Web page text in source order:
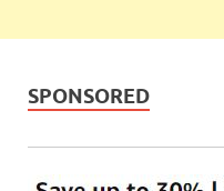
SPONSORED